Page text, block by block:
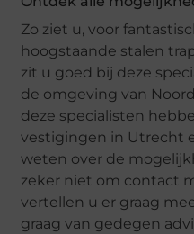
Zo ziet u, voor
hoogstaande stalen
zit u goed bij deze
de omgeving van
deze specialisten
vestigingen in Utrecht
weten over de
zeker niet om contact
vertellen u er graag
graag van gedegen